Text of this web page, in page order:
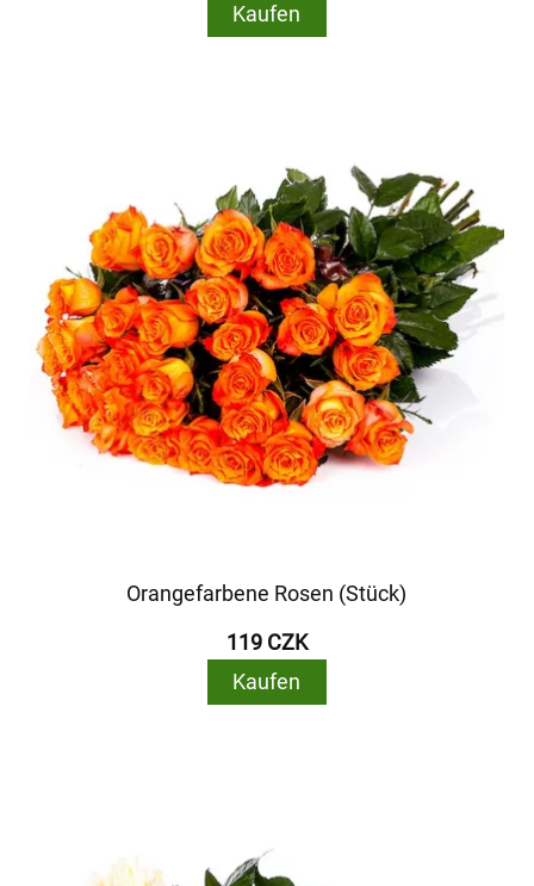
Kaufen
Orangefarbene Rosen (Stück)
119 CZK
Kaufen